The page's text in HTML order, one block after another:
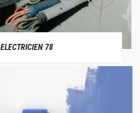
ELECTRICIEN 78